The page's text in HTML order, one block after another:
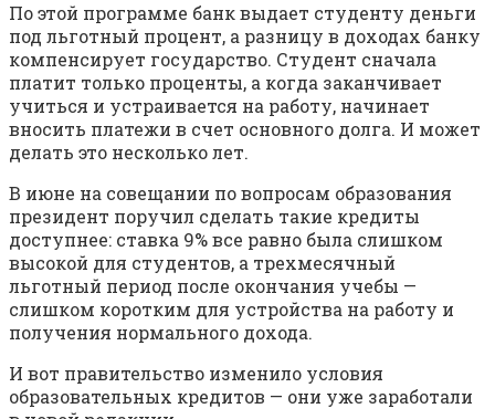
По этой программе банк выдает студенту деньги
под льготный процент, а разницу в доходах банку
компенсирует государство. Студент сначала
платит только проценты, а когда заканчивает
учиться и устраивается на работу, начинает
вносить платежи в счет основного долга. И может
делать это несколько лет.
В июне на совещании по вопросам образования
президент поручил сделать такие кредиты
доступнее: ставка 9% все равно была слишком
высокой для студентов, а трехмесячный
льготный период после окончания учебы —
слишком коротким для устройства на работу и
получения нормального дохода.
И вот правительство изменило условия
образовательных кредитов — они уже заработали